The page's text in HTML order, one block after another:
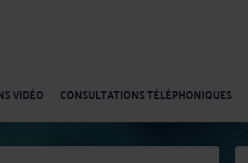
VIDÉO CONSULTATIONS TÉLÉPHONIQUES